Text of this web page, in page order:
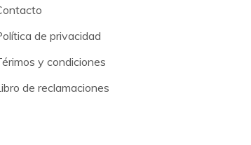
de privacidad
y condiciones
de reclamaciones